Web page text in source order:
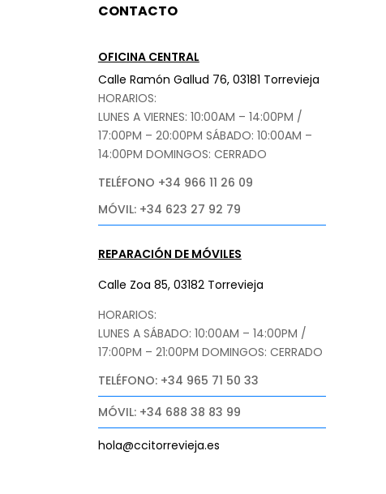
CONTACTO
OFICINA CENTRAL
Calle Ramón Gallud 76, 03181 Torrevieja
HORARIOS:
LUNES A VIERNES: 10:00AM – 14:00PM /
17:00PM – 20:00PM SÁBADO: 10:00AM –
14:00PM DOMINGOS: CERRADO
TELÉFONO +34 966 11 26 09
MÓVIL: +34 623 27 92 79
REPARACIÓN DE MÓVILES
Calle Zoa 85, 03182 Torrevieja
HORARIOS:
LUNES A SÁBADO: 10:00AM – 14:00PM /
17:00PM – 21:00PM DOMINGOS: CERRADO
TELÉFONO: +34 965 71 50 33
MÓVIL: +34 688 38 83 99
hola@ccitorrevieja.es